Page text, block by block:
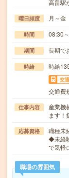
高畠駅
曜日頻度 月～金
時間 08:30
期間 長期で
時給 時給
交
交通費
仕事内容
産業機
ます！
応募資格
職種未
◆未経
で気軽
職場の雰囲気